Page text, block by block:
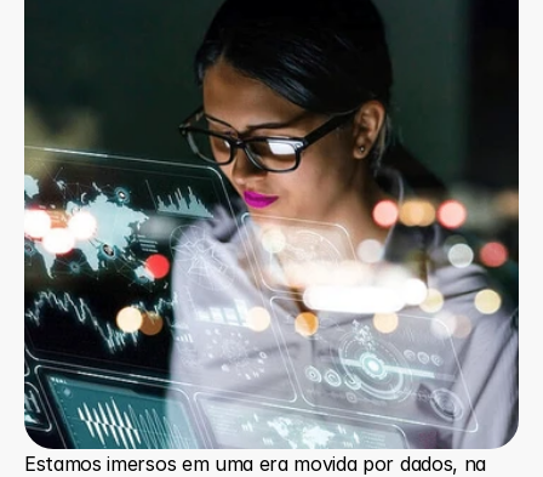
Estamos imersos em uma era movida por dados, na